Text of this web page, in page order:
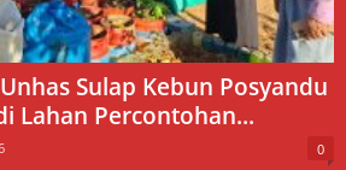
Sulap Kebun Posyandu
Lahan Percontohan...
0